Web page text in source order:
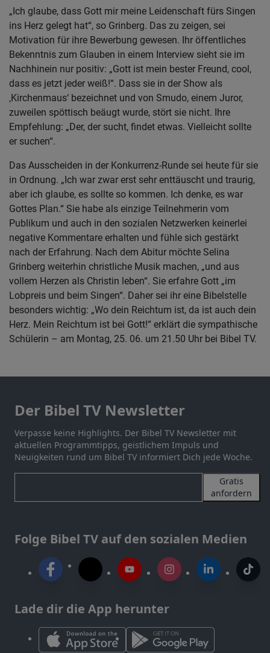
„Ich glaube, dass Gott mir meine Leidenschaft fürs Singen
ins Herz gelegt hat“, so Grinberg. Das zu zeigen, sei
Motivation für ihre Bewerbung gewesen. Ihr öffentliches
Bekenntnis zum Glauben in einem Interview sieht sie im
Nachhinein nur positiv: „Gott ist mein bester Freund, cool,
dass es jetzt jeder weiß!“. Dass sie in der Show als
‚Kirchenmaus‘ bezeichnet und von Smudo, einem Juror,
zuweilen spöttisch beäugt wurde, stört sie nicht. Ihre
Empfehlung: „Der, der sucht, findet etwas. Vielleicht sollte
er suchen“.
Das Ausscheiden in der Konkurrenz-Runde sei heute für sie
in Ordnung. „Ich war zwar erst sehr enttäuscht und traurig,
aber ich glaube, es sollte so kommen. Ich denke, es war
Gottes Plan.“ Sie habe als einzige Teilnehmerin vom
Publikum und auch in den sozialen Netzwerken keinerlei
negative Kommentare erhalten und fühle sich gestärkt
nach der Erfahrung. Nach dem Abitur möchte Selina
Grinberg weiterhin christliche Musik machen, „und aus
vollem Herzen als Christin leben“. Sie erfahre Gott „im
Lobpreis und beim Singen“. Daher sei ihr eine Bibelstelle
besonders wichtig: „Wo dein Reichtum ist, da ist auch dein
Herz. Mein Reichtum ist bei Gott!“ erklärt die sympathische
Schülerin – am Montag, 25. 06. um 21.50 Uhr bei Bibel TV.
Der Bibel TV Newsletter
Verpasse keine Highlights. Der Bibel TV Newsletter mit
aktuellen Programmtipps, geistlichem Impuls und
Neuigkeiten rund um Bibel TV informiert Dich jede Woche.
Gratis
anfordern
Folge Bibel TV auf den sozialen Medien
Lade dir die App herunter